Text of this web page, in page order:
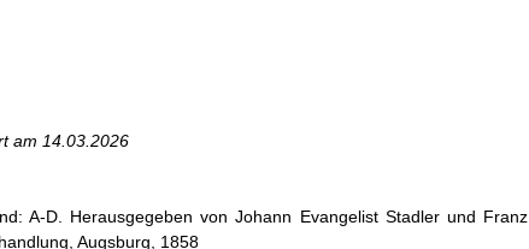
am 14.03.2026
A-D. Herausgegeben von Johann Evangelist Stadler und Franz
Augsburg, 1858